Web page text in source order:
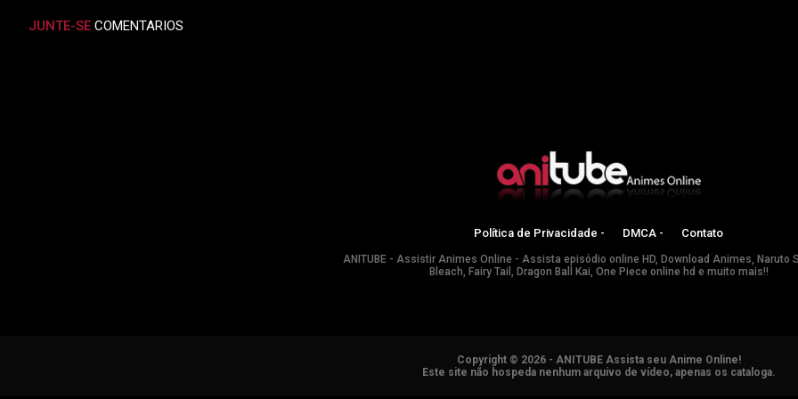
JUNTE-SE COMENTARIOS
Política de Privacidade - DMCA - Contato
ANITUBE - Assistir Animes Online - Assista episódio online HD, Download Animes, Naruto
Bleach, Fairy Tail, Dragon Ball Kai, One Piece online hd e muito mais!!
Copyright © 2026 - ANITUBE Assista seu Anime Online!
Este site não hospeda nenhum arquivo de vídeo, apenas os cataloga.